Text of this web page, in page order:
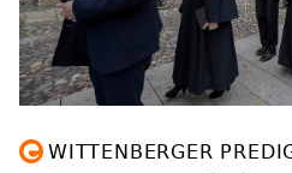
WITTENBERGER